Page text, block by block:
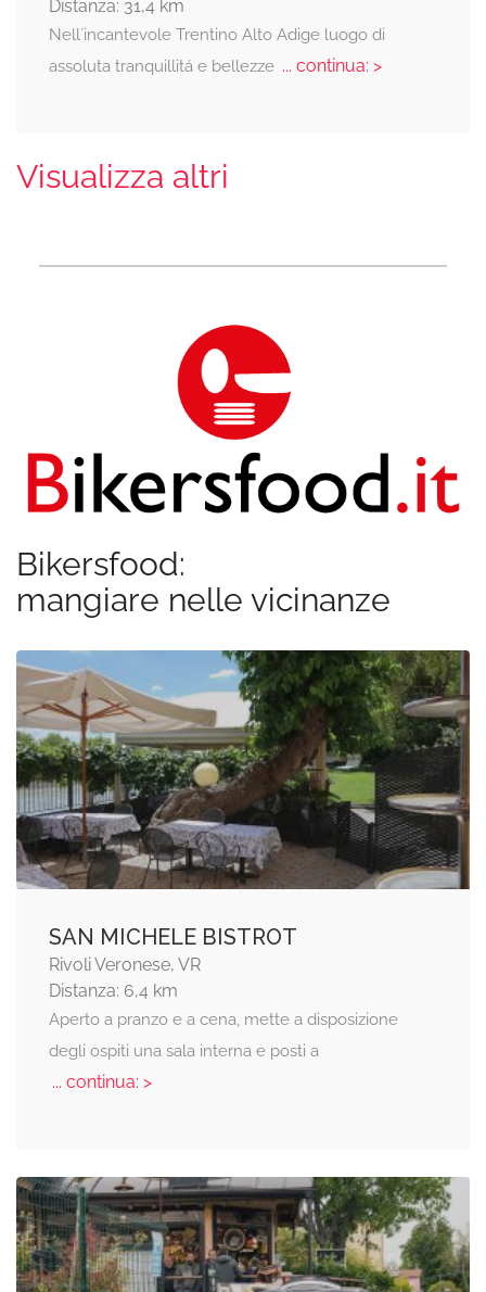
Distanza: 31,4 km
Nell´incantevole Trentino Alto Adige luogo di
assoluta tranquillitá e bellezze... continua: >
Visualizza altri
Bikersfood:
mangiare nelle vicinanze
SAN MICHELE BISTROT
Rivoli Veronese, VR
Distanza: 6,4 km
Aperto a pranzo e a cena, mette a disposizione
degli ospiti una sala interna e posti a
... continua: >